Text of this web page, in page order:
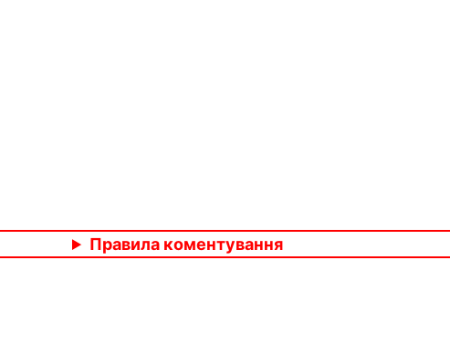
Правила коментування